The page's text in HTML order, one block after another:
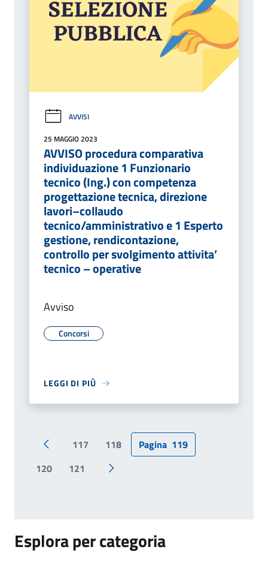
AVVISI
25 MAGGIO 2023
AVVISO procedura comparativa
individuazione 1 Funzionario
tecnico (Ing.) con competenza
progettazione tecnica, direzione
lavori–collaudo
tecnico/amministrativo e 1 Esperto
gestione, rendicontazione,
controllo per svolgimento attivita’
tecnico – operative
Avviso
Concorsi
LEGGI DI PIÙ
Pagina precedente
117 118 Pagina 119
120
121 Pagina successiva
Esplora per categoria